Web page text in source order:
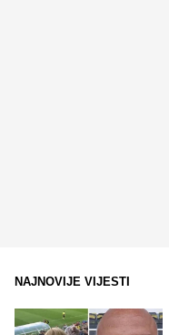
NAJNOVIJE VIJESTI